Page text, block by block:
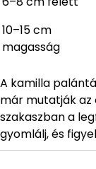
10–15 cm
magasság
A kamilla
már mutatják az
szakaszban a
gyomlálj, és